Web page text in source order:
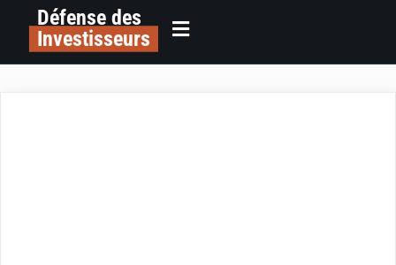
Défense des
Investisseurs